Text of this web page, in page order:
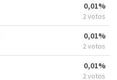
0,01%
2 votos
0,01%
2 votos
0,01%
2 votos